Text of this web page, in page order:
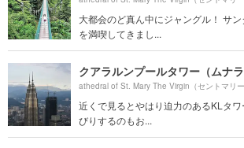
大都会のど真ん中にジャングル！ サ
を満喫してきまし...
クアラルンプールタワー（ムナラ
athedral of St. Mary The Virgin（セントマリ
近くで見るとやはり迫力のあるKLタ
びりするのもお...